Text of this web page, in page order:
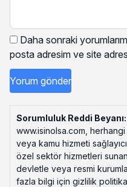
Daha sonraki
posta adresim ve site
Sorumluluk Reddi Beyanı:
www.isinolsa.com,
veya kamu hizmeti
özel sektör hizmetleri
devletle veya resmi
fazla bilgi için gizlilik